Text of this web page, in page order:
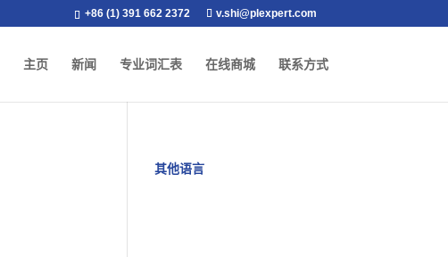
+86 (1) 391 662 2372 v.shi@plexpert.com
主页 新闻 专业词汇表 在线商城 联系方式
其他语言